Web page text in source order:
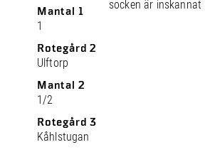
Mantal 1
1
Rotegård 2
Ulftorp
Mantal 2
1/2
Rotegård 3
Kåhlstugan
socken är inskannat